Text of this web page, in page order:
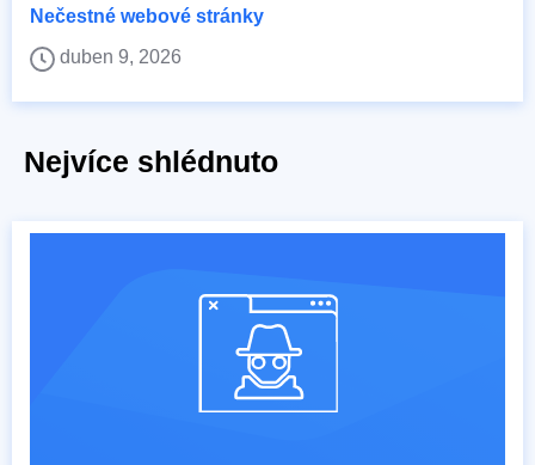
Nečestné webové stránky
duben 9, 2026
Nejvíce shlédnuto